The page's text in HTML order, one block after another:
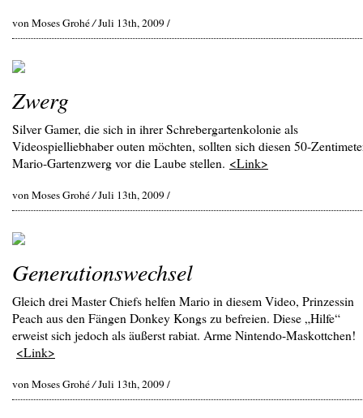
von Moses Grohé/Juli 13th, 2009 /
Zwerg
Silver Gamer, die sich in ihrer Schrebergartenkolonie als
Videospielliebhaber outen möchten, sollten sich diesen 50-
Mario-Gartenzwerg vor die Laube stellen. <Link>
von Moses Grohé/Juli 13th, 2009 /
Generationswechsel
Gleich drei Master Chiefs helfen Mario in diesem Video, Prinzessin
Peach aus den Fängen Donkey Kongs zu befreien. Diese „Hilfe“
erweist sich jedoch als äußerst rabiat. Arme Nintendo-Maskottchen!
<Link>
von Moses Grohé/Juli 13th, 2009 /